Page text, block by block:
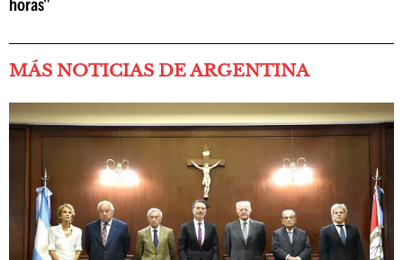
MÁS NOTICIAS DE ARGENTINA